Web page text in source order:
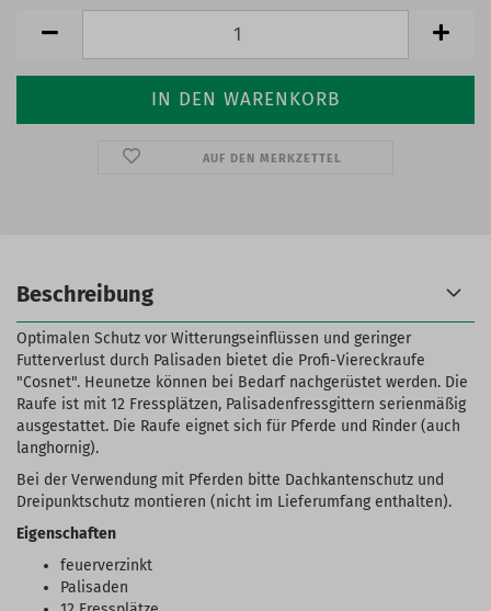
AUF DEN MERKZETTEL
Beschreibung
Optimalen Schutz vor Witterungseinflüssen und geringer
Futterverlust durch Palisaden bietet die Profi-Viereckraufe
"Cosnet". Heunetze können bei Bedarf nachgerüstet werden. Die
Raufe ist mit 12 Fressplätzen, Palisadenfressgittern serienmäßig
ausgestattet. Die Raufe eignet sich für Pferde und Rinder (auch
langhornig).
Bei der Verwendung mit Pferden bitte Dachkantenschutz und
Dreipunktschutz montieren (nicht im Lieferumfang enthalten).
Eigenschaften
feuerverzinkt
Palisaden